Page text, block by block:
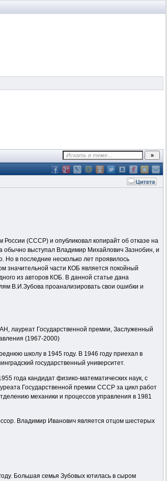
России (СССР) и опубликовал копирайт об отказе на
обычно выступал Владимир Михайлович Зазнобин, и
Но в последние несколько лет проявилось
значительной части КОБ является покойный
из авторов КОБ. В данной статье дана
В.И.Зубова проанализировать свои ошибки и
лауреат Государственной премии, Заслуженный
(1967-2000)
школу в 1945 году. В 1946 году приехал в
государственный университет.
года кандидат физико-математических наук, с
Государственной премии СССР за цикл работ
механики и процессов управления в 1981
Владимир Иванович является отцом шестерых
Большая семья Зубовых ютилась в сыром